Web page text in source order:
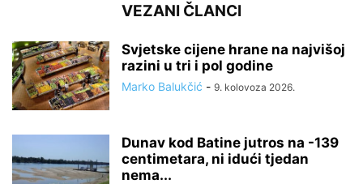
VEZANI ČLANCI
Svjetske cijene hrane na najvišoj
razini u tri i pol godine
Marko Balukčić - 9. kolovoza 2026.
Dunav kod Batine jutros na -139
centimetara, ni idući tjedan
nema...